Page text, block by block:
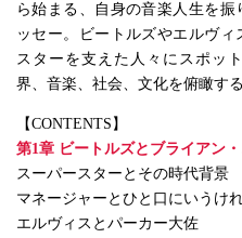
ら始まる、自身の音楽人生を
ッセー。ビートルズやエルヴ
スターを支えた人々にスポッ
界、音楽、社会、文化を俯瞰する
【CONTENTS】
第1章 ビートルズとブライアン
スーパースターとその時代背景
マネージャーとひと口にいう
エルヴィスとパーカー大佐